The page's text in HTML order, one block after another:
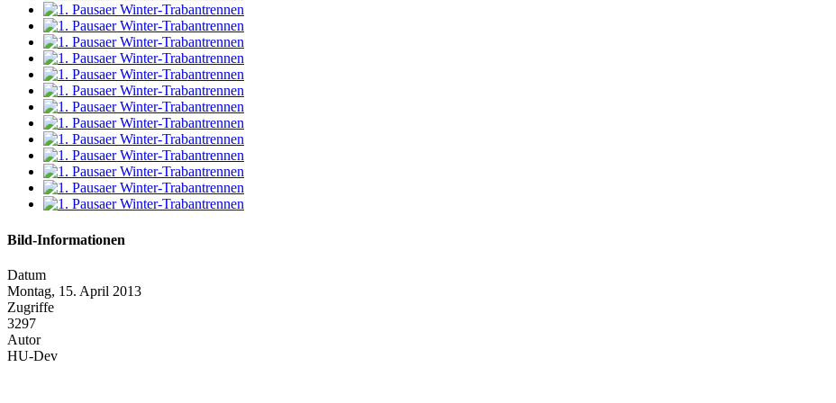
Bild-Informationen
Datum
Montag, 15. April 2013
Zugriffe
3297
Autor
HU-Dev